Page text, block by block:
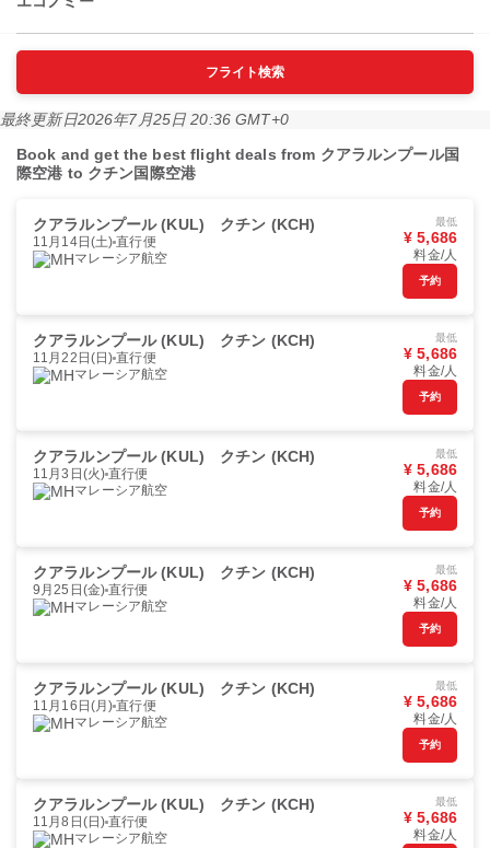
フライト検索
最終更新日2026年7月25日 20:36 GMT+0
Book and get the best flight deals from クアラルンプール国
際空港 to クチン国際空港
クアラルンプール (KUL) クチン (KCH)
11月14日(土) 直行便
マレーシア航空
最低
¥ 5,686
料金/人
予約
クアラルンプール (KUL) クチン (KCH)
11月22日(日) 直行便
マレーシア航空
最低
¥ 5,686
料金/人
予約
クアラルンプール (KUL) クチン (KCH)
11月3日(火) 直行便
マレーシア航空
最低
¥ 5,686
料金/人
予約
クアラルンプール (KUL) クチン (KCH)
9月25日(金) 直行便
マレーシア航空
最低
¥ 5,686
料金/人
予約
クアラルンプール (KUL) クチン (KCH)
11月16日(月) 直行便
マレーシア航空
最低
¥ 5,686
料金/人
予約
クアラルンプール (KUL) クチン (KCH)
11月8日(日) 直行便
マレーシア航空
最低
¥ 5,686
料金/人